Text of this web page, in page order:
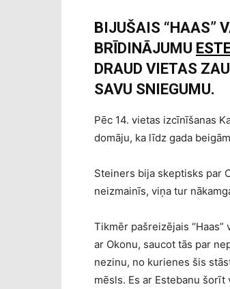
BIJUŠAIS “HAAS”
BRĪDINĀJUMU
DRAUD VIETAS
SAVU SNIEGUMU.
Pēc 14. vietas izcīnīšanas
domāju, ka līdz gada
Steiners bija skeptisks par
neizmainīs, viņa tur
Tikmēr pašreizējais
ar Okonu, saucot tās par
nezinu, no kurienes šis
mēsls. Es ar Estebanu šorīt